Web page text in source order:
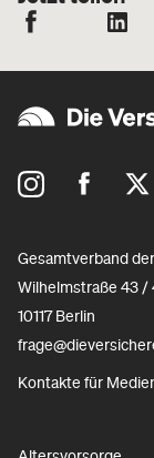
Gesamtverband
Wilhelmstraße 43 /
10117 Berlin
Kontakte für